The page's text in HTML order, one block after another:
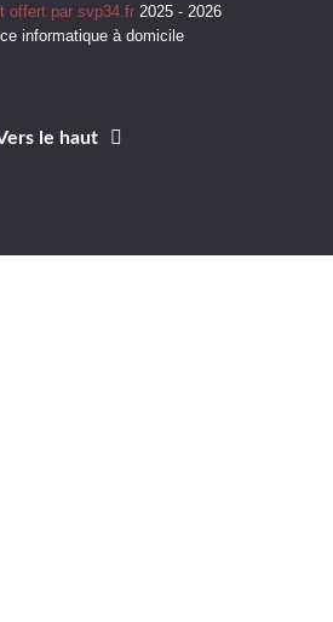
offert par svp34.fr 2025 - 2026
informatique à domicile
le haut